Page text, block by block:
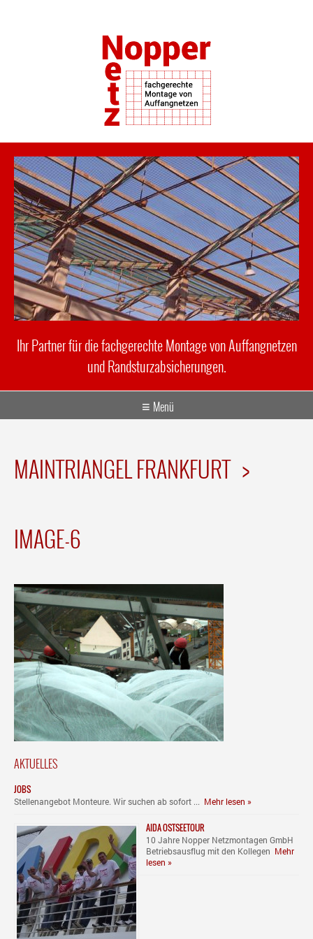
Ihr Partner für die fachgerechte Montage von Auffangnetzen
und Randsturzabsicherungen.
Menü
MAINTRIANGEL FRANKFURT >
IMAGE-6
AKTUELLES
JOBS
Stellenangebot Monteure. Wir suchen ab sofort ... Mehr lesen »
AIDA OSTSEETOUR
10 Jahre Nopper Netzmontagen GmbH
Betriebsausflug mit den Kollegen Mehr
lesen »